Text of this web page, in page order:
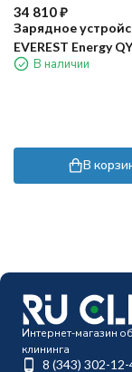
34 810₽
Зарядное
EVEREST Energy
30 (48В, 30А, Gel/
В наличии
В
Интернет-магазин
клининга
8 (343) 302-12-